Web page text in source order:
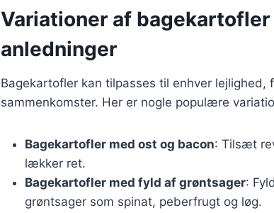
Variationer af
anledninger
Bagekartofler kan tilpasses til enhver
sammenkomster. Her er nogle populære
Bagekartofler med ost og bacon: Tilsæt
lækker ret.
Bagekartofler med fyld af grøntsager:
grøntsager som spinat, peberfrugt og løg.